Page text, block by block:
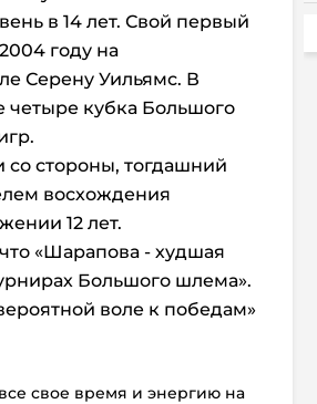
в 14 лет. Свой первый
году на
Серену Уильямс. В
кубка Большого
со стороны, тогдашний
восхождения
12 лет.
«Шарапова - худшая
Большого шлема».
воле к победам»
свое время и энергию на